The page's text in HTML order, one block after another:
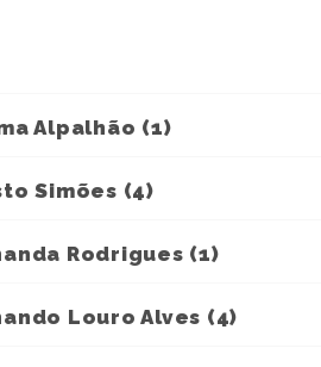
Alpalhão (1)
Simões (4)
Rodrigues (1)
Louro Alves (4)